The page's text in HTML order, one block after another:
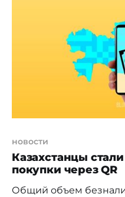
большую часть таких
новости
Казахстанцы
покупки через QR
Общий объем